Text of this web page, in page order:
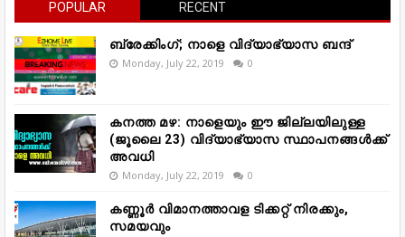
POPULAR RECENT
ബ്രേക്കിംഗ്; നാളെ വിദ്യാഭ്യാസ ബന്ദ്
Monday, July 22, 2019 0
കനത്ത മഴ: നാളെയും ഈ ജില്ലയിലുള്ള
(ജൂലൈ 23) വിദ്യാഭ്യാസ സ്ഥാപനങ്ങൾക്ക്
അവധി
Monday, July 22, 2019 0
കണ്ണൂർ വിമാനത്താവള ടിക്കറ്റ് നിരക്കും,
സമയവും